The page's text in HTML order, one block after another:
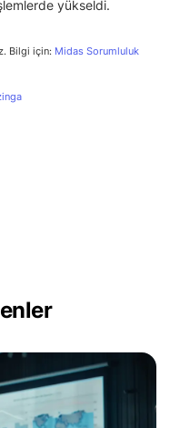
yükseldi.
Bilgi için: Midas Sorumluluk